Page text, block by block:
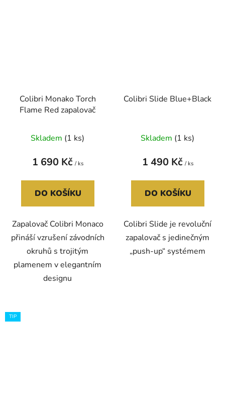
Colibri Monako Torch
Flame Red zapalovač
Skladem (1 ks)
1 690 Kč / ks
DO KOŠÍKU
Zapalovač Colibri Monaco
přináší vzrušení závodních
okruhů s trojitým
plamenem v elegantním
designu
Colibri Slide Blue+Black
Skladem (1 ks)
1 490 Kč / ks
DO KOŠÍKU
Colibri Slide je revoluční
zapalovač s jedinečným
„push-up“ systémem
TIP